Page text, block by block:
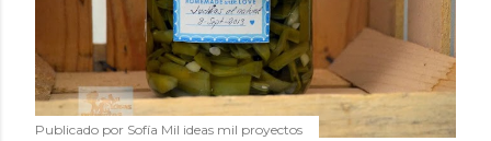
Publicado por Sofía Mil ideas mil proyectos